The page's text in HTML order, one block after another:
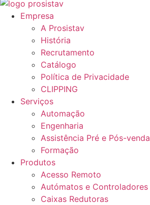
Empresa
A Prosistav
História
Recrutamento
Catálogo
Política de Privacidade
CLIPPING
Serviços
Automação
Engenharia
Assistência Pré e Pós-venda
Formação
Produtos
Acesso Remoto
Autómatos e Controladores
Caixas Redutoras